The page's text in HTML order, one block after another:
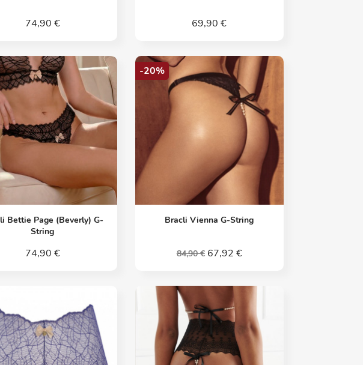
74,90 € 69,90 €
Vorschau
Bettie Page (Beverly) G-
String
74,90 €
Vorschau
Bracli Vienna G-String
84,90 € 67,92 €
-20%